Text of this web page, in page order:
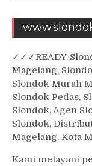
✓ ✓✓
Magelang,
Slondok Murah
Slondok Pedas,
Slondok, Agen
Slondok,
Magelang. Kota
Kami melayani